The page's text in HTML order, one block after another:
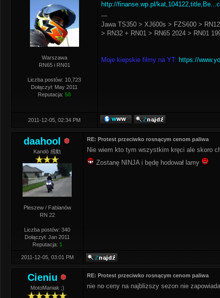
Warszawa
RN65 i RN01
Liczba postów: 10,723
Dołączył: May 2011
Reputacja: 58
http://finanse.wp.pl/
---
Jawa TS350 > XJ600s > FZS600 >
> RN32 + RN01 > RN65 2024 > RN01
Moje kiepskie filmy na YT: https://
2011-12-05, 02:34 PM
daahool
Kandō 感動
Pleszew / Fabianów
RN 22
Liczba postów: 340
Dołączył: Jan 2011
Reputacja: 1
RE: Protest przeciwko rosnącym cenom paliwa
Nie wiem kto tym wszystkim kręci ale skoro
Zostanę NINJA i będę hodował lamy
2011-12-05, 03:01 PM
Cieniu
MotoManiak ;)
RE: Protest przeciwko rosnącym cenom paliwa
nie no ceny na najblizszy sezon nie